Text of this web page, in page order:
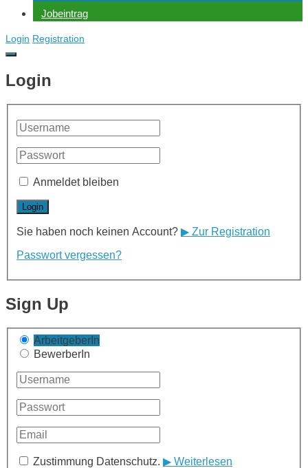
Jobeintrag
Login Registration
Login
Anmeldet bleiben
Sie haben noch keinen Account? ▶ Zur Registration
Passwort vergessen?
Sign Up
ArbeitgeberIn
BewerberIn
Zustimmung Datenschutz. ▶ Weiterlesen